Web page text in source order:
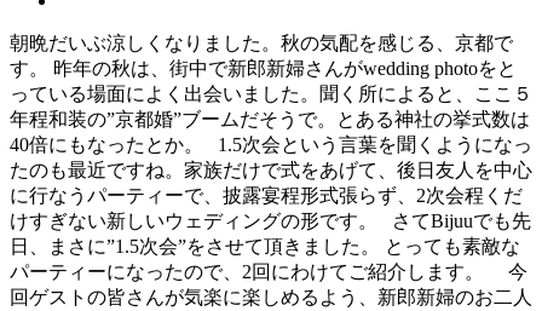
朝晩だいぶ涼しくなりました。秋の気配を感じる、京都で
す。 昨年の秋は、街中で新郎新婦さんがwedding photoをと
っている場面によく出会いました。聞く所によると、ここ５
年程和装の”京都婚”ブームだそうで。とある神社の挙式数は
40倍にもなったとか。 1.5次会という言葉を聞くようになっ
たのも最近ですね。家族だけで式をあげて、後日友人を中心
に行なうパーティーで、披露宴程形式張らず、2次会程くだ
けすぎない新しいウェディングの形です。 さてBijuuでも先
日、まさに”1.5次会”をさせて頂きました。 とっても素敵な
パーティーになったので、2回にわけてご紹介します。 今
回ゲストの皆さんが気楽に楽しめるよう、新郎新婦のお二人